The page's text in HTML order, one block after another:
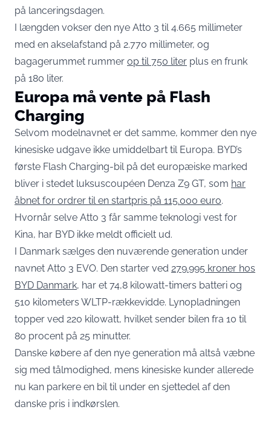
på lanceringsdagen.
I længden vokser den nye Atto 3 til 4.665 millimeter
med en akselafstand på 2.770 millimeter, og
bagagerummet rummer op til 750 liter plus en frunk
på 180 liter.
Europa må vente på Flash
Charging
Selvom modelnavnet er det samme, kommer den nye
kinesiske udgave ikke umiddelbart til Europa. BYD’s
første Flash Charging-bil på det europæiske marked
bliver i stedet luksuscoupéen Denza Z9 GT, som har
åbnet for ordrer til en startpris på 115.000 euro.
Hvornår selve Atto 3 får samme teknologi vest for
Kina, har BYD ikke meldt officielt ud.
I Danmark sælges den nuværende generation under
navnet Atto 3 EVO. Den starter ved 279.995 kroner hos
BYD Danmark, har et 74,8 kilowatt-timers batteri og
510 kilometers WLTP-rækkevidde. Lynopladningen
topper ved 220 kilowatt, hvilket sender bilen fra 10 til
80 procent på 25 minutter.
Danske købere af den nye generation må altså væbne
sig med tålmodighed, mens kinesiske kunder allerede
nu kan parkere en bil til under en sjettedel af den
danske pris i indkørslen.